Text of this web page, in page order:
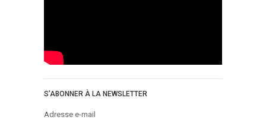
S’ABONNER À LA NEWSLETTER
Adresse e-mail